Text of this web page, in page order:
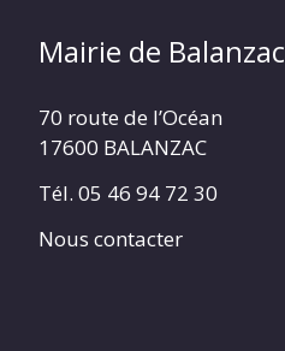
Mairie de Balanzac
70 route de l’Océan
17600 BALANZAC
Tél. 05 46 94 72 30
Nous contacter